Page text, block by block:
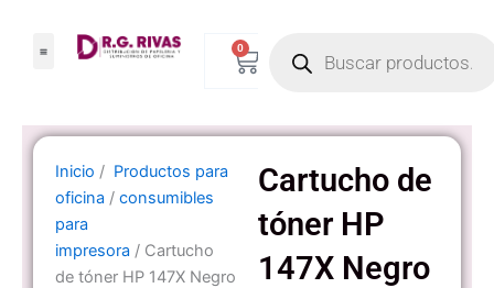
0
Carrito
search
Inicio / Productos para
oficina / consumibles
para
impresora / Cartucho
de tóner HP 147X Negro
Cartucho de
tóner HP
147X Negro